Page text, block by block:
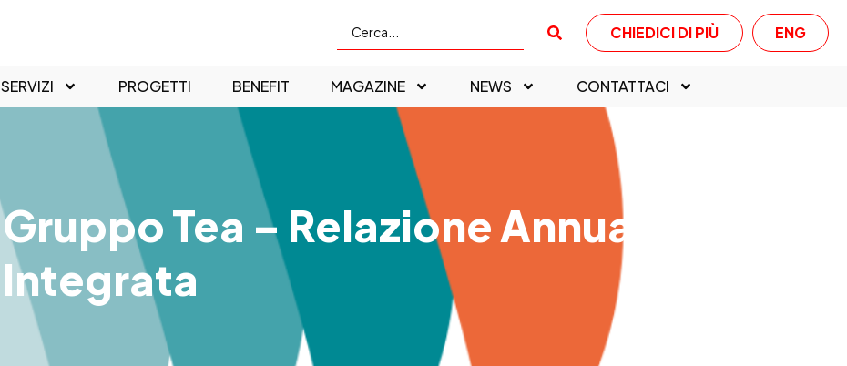
CHIEDICI DI PIÙ ENG
SERVIZI PROGETTI BENEFIT MAGAZINE NEWS CONTATTACI
Gruppo Tea – Relazione Annuale
Integrata